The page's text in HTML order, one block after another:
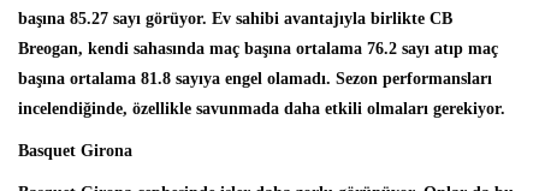
başına 85.27 sayı görüyor. Ev sahibi avantajıyla birlikte CB
Breogan, kendi sahasında maç başına ortalama 76.2 sayı atıp maç
başına ortalama 81.8 sayıya engel olamadı. Sezon performansları
incelendiğinde, özellikle savunmada daha etkili olmaları gerekiyor.
Basquet Girona